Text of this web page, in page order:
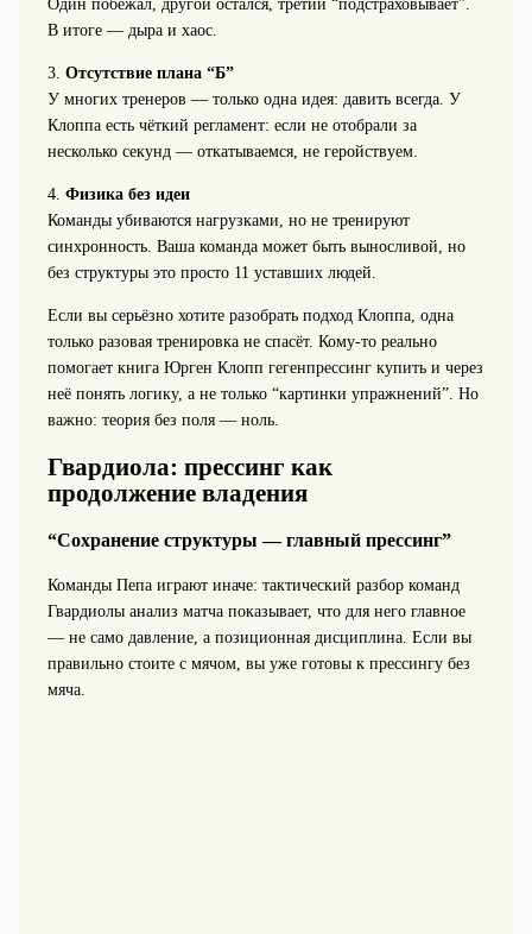
Один побежал, другой остался, третий “подстраховывает”.
В итоге — дыра и хаос.
3. Отсутствие плана “Б”
У многих тренеров — только одна идея: давить всегда. У
Клоппа есть чёткий регламент: если не отобрали за
несколько секунд — откатываемся, не геройствуем.
4. Физика без идеи
Команды убиваются нагрузками, но не тренируют
синхронность. Ваша команда может быть выносливой, но
без структуры это просто 11 уставших людей.
Если вы серьёзно хотите разобрать подход Клоппа, одна
только разовая тренировка не спасёт. Кому-то реально
помогает книга Юрген Клопп гегенпрессинг купить и через
неё понять логику, а не только “картинки упражнений”. Но
важно: теория без поля — ноль.
Гвардиола: прессинг как
продолжение владения
“Сохранение структуры — главный прессинг”
Команды Пепа играют иначе: тактический разбор команд
Гвардиолы анализ матча показывает, что для него главное
— не само давление, а позиционная дисциплина. Если вы
правильно стоите с мячом, вы уже готовы к прессингу без
мяча.